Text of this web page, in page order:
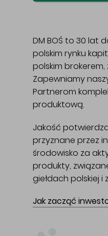
DM BOŚ to 30 lat
polskim rynku
polskim brokerem,
Zapewniamy
Partnerom
produktową.
Jakość
przyznane przez
środowisko za
produkty,
giełdach polskiej
Jak zacząć